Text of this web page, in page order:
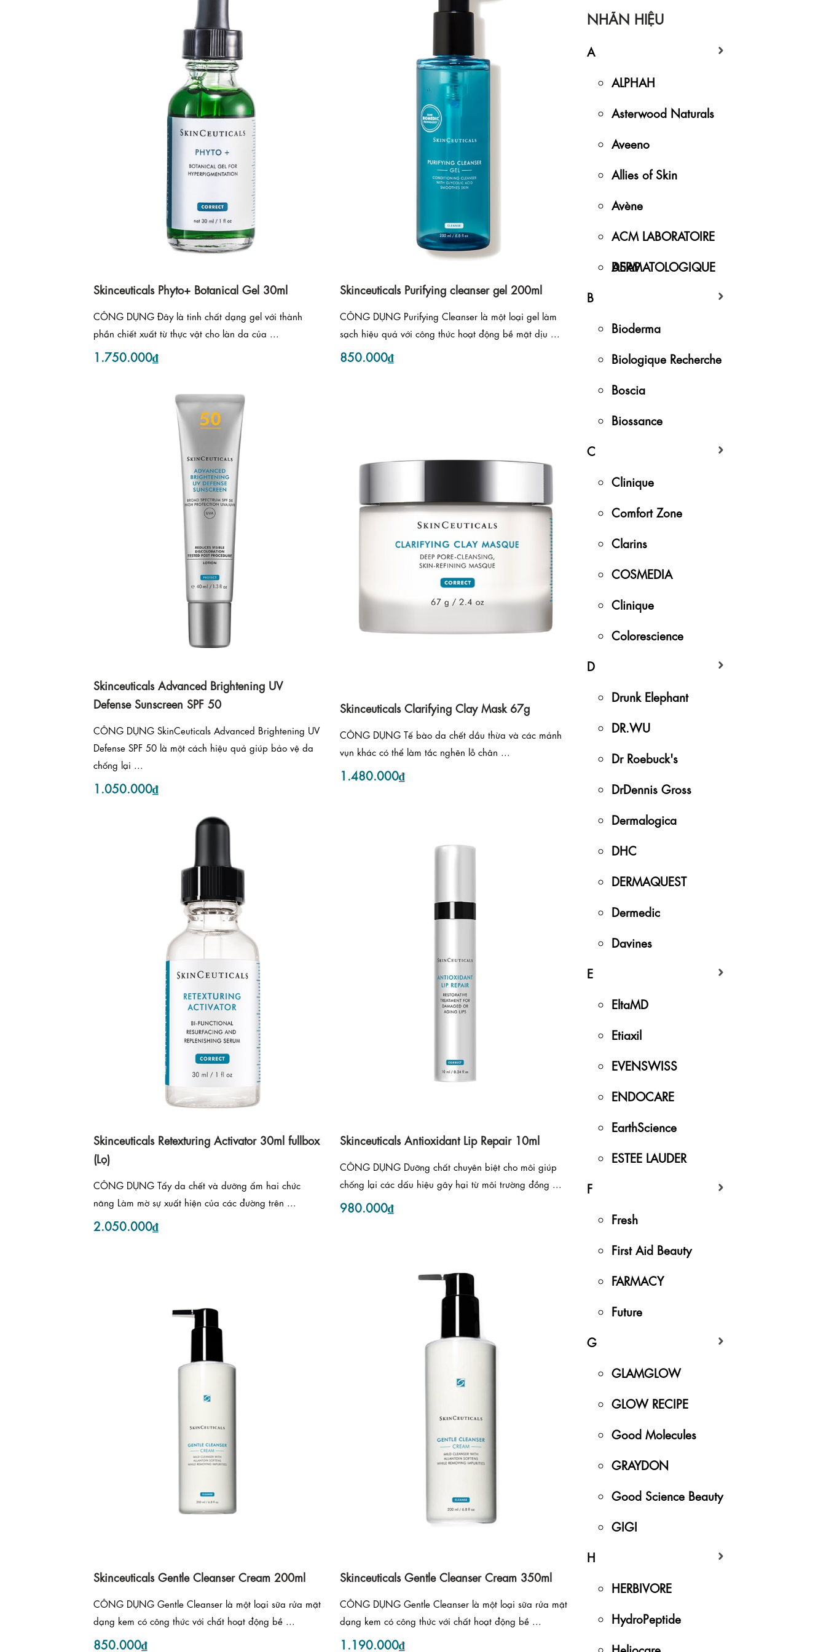
Skinceuticals Phyto+ Botanical Gel 30ml
CÔNG DỤNG Đây là tinh chất dạng gel với thành
phần chiết xuất từ thực vật cho làn da của ...
1.750.000₫
Skinceuticals Purifying cleanser gel 200ml
CÔNG DỤNG Purifying Cleanser là một loại gel làm
sạch hiệu quả với công thức hoạt động bề mặt dịu ...
850.000₫
Skinceuticals Advanced Brightening UV
Defense Sunscreen SPF 50
CÔNG DỤNG SkinCeuticals Advanced Brightening UV
Defense SPF 50 là một cách hiệu quả giúp bảo vệ da
chống lại ...
1.050.000₫
Skinceuticals Clarifying Clay Mask 67g
CÔNG DỤNG Tế bào da chết dầu thừa và các mảnh
vụn khác có thể làm tắc nghẽn lỗ chân ...
1.480.000₫
Skinceuticals Retexturing Activator 30ml fullbox
(Lọ)
CÔNG DỤNG Tẩy da chết và dưỡng ẩm hai chức
năng Làm mờ sự xuất hiện của các đường trên ...
2.050.000₫
Skinceuticals Antioxidant Lip Repair 10ml
CÔNG DỤNG Dưỡng chất chuyên biệt cho môi giúp
chống lại các dấu hiệu gây hại từ môi trường đồng ...
980.000₫
Skinceuticals Gentle Cleanser Cream 200ml
CÔNG DỤNG Gentle Cleanser là một loại sữa rửa mặt
dạng kem có công thức với chất hoạt động bề ...
850.000₫
Skinceuticals Gentle Cleanser Cream 350ml
CÔNG DỤNG Gentle Cleanser là một loại sữa rửa mặt
dạng kem có công thức với chất hoạt động bề ...
1.190.000₫
NHÃN HIỆU
A
ALPHAH
Asterwood Naturals
Aveeno
Allies of Skin
Avène
ACM LABORATOIRE
DERMATOLOGIQUE
ASAP
B
Bioderma
Biologique Recherche
Boscia
Biossance
C
Clinique
Comfort Zone
Clarins
COSMEDIA
Clinique
Colorescience
D
Drunk Elephant
DR.WU
Dr Roebuck's
DrDennis Gross
Dermalogica
DHC
DERMAQUEST
Dermedic
Davines
E
EltaMD
Etiaxil
EVENSWISS
ENDOCARE
EarthScience
ESTEE LAUDER
F
Fresh
First Aid Beauty
FARMACY
Future
G
GLAMGLOW
GLOW RECIPE
Good Molecules
GRAYDON
Good Science Beauty
GIGI
H
HERBIVORE
HydroPeptide
Heliocare